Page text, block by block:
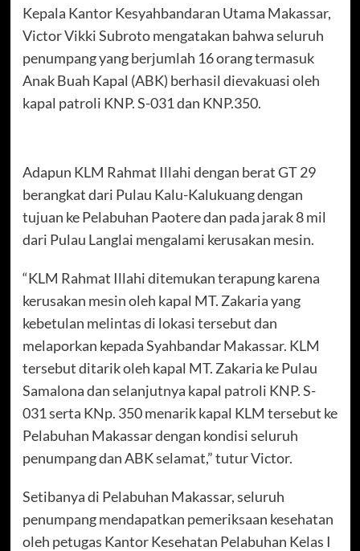
Kepala Kantor Kesyahbandaran Utama Makassar,
Victor Vikki Subroto mengatakan bahwa seluruh
penumpang yang berjumlah 16 orang termasuk
Anak Buah Kapal (ABK) berhasil dievakuasi oleh
kapal patroli KNP. S-031 dan KNP.350.
Adapun KLM Rahmat Illahi dengan berat GT 29
berangkat dari Pulau Kalu-Kalukuang dengan
tujuan ke Pelabuhan Paotere dan pada jarak 8 mil
dari Pulau Langlai mengalami kerusakan mesin.
“KLM Rahmat Illahi ditemukan terapung karena
kerusakan mesin oleh kapal MT. Zakaria yang
kebetulan melintas di lokasi tersebut dan
melaporkan kepada Syahbandar Makassar. KLM
tersebut ditarik oleh kapal MT. Zakaria ke Pulau
Samalona dan selanjutnya kapal patroli KNP. S-
031 serta KNp. 350 menarik kapal KLM tersebut ke
Pelabuhan Makassar dengan kondisi seluruh
penumpang dan ABK selamat,” tutur Victor.
Setibanya di Pelabuhan Makassar, seluruh
penumpang mendapatkan pemeriksaan kesehatan
oleh petugas Kantor Kesehatan Pelabuhan Kelas I